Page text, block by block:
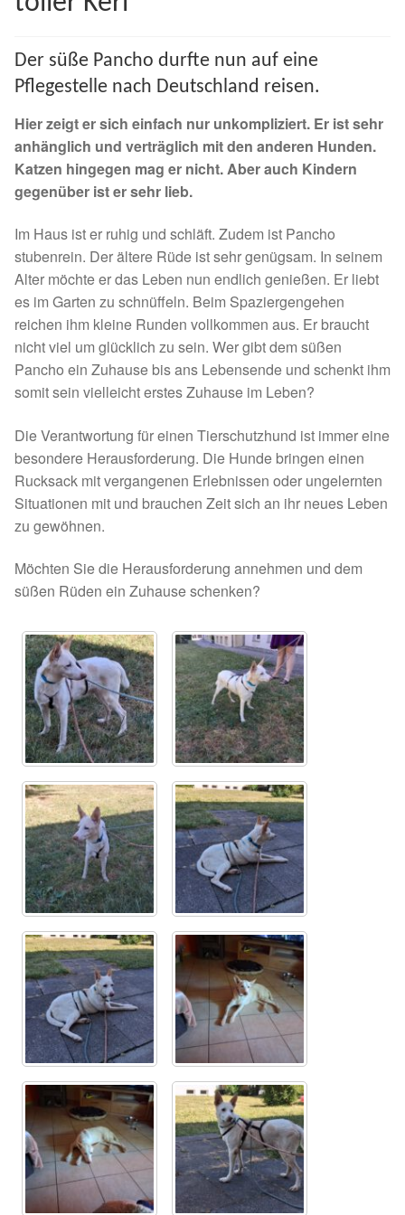
Juli bis Dezember 2023
Januar bis Juni 2023
Spenden 2022
Januar bis Juni 2022
Spenden 2021
Juli bis Dezember 2021
Tierschutz
Auslandstierschutz
Unsere Notnasen
Notnasen in Deutschland
Notnasen noch im Ausland
Notnasen mit Handicap
Wichtige Gedanken vor der Adoption
Sicherheitsgeschirr
Mittelmeerkrankheiten
Leishmaniose
Qualzucht bei Hunden
Sonderfarben bei Hunden
Zwingerhusten
Ablauf Adoption
Info Broschüre – SALVA Hundehilfe e.V.
Der süße Pancho durfte nun auf eine
Pflegestelle nach Deutschland reisen.
Hier zeigt er sich einfach nur unkompliziert. Er ist sehr
anhänglich und verträglich mit den anderen Hunden.
Katzen hingegen mag er nicht. Aber auch Kindern
gegenüber ist er sehr lieb.
Im Haus ist er ruhig und schläft. Zudem ist Pancho
stubenrein. Der ältere Rüde ist sehr genügsam. In seinem
Alter möchte er das Leben nun endlich genießen. Er liebt
es im Garten zu schnüffeln. Beim Spaziergengehen
reichen ihm kleine Runden vollkommen aus. Er braucht
nicht viel um glücklich zu sein. Wer gibt dem süßen
Pancho ein Zuhause bis ans Lebensende und schenkt ihm
somit sein vielleicht erstes Zuhause im Leben?
Die Verantwortung für einen Tierschutzhund ist immer eine
besondere Herausforderung. Die Hunde bringen einen
Rucksack mit vergangenen Erlebnissen oder ungelernten
Situationen mit und brauchen Zeit sich an ihr neues Leben
zu gewöhnen.
Möchten Sie die Herausforderung annehmen und dem
süßen Rüden ein Zuhause schenken?